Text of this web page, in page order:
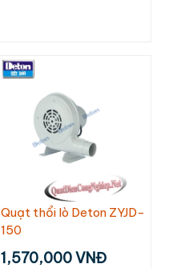
Quạt thổi lò Deton ZYJD-
150
1,570,000 VNĐ